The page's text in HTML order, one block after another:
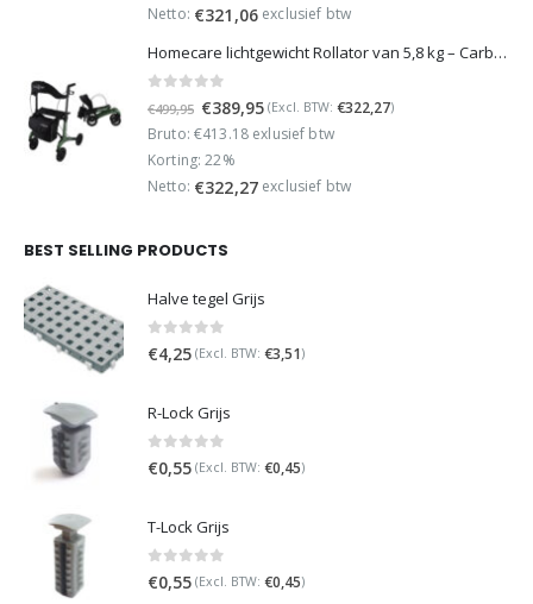
€449,95. €349,95.
Netto: €321,06exclusief btw
Homecare lichtgewicht Rollator van 5,8 kg – Carbon rollator tot 150 kg draaggewicht – Dubbel opvouwbaar en inclusief reistas - Groen
out of 5
€499,95 Oorspronkelijke
prijs
was:
€499,95.
€389,95Huidige
prijs
€389,95.
(Excl. BTW: €322,27)
Bruto: €413.18 exlusief btw
Korting: 22%
Netto: €322,27exclusief btw
BEST SELLING PRODUCTS
Halve tegel Grijs
0 out of 5
€4,25 (Excl. BTW: €3,51)
R-Lock Grijs
0 out of 5
€0,55 (Excl. BTW: €0,45)
T-Lock Grijs
0 out of 5
€0,55 (Excl. BTW: €0,45)